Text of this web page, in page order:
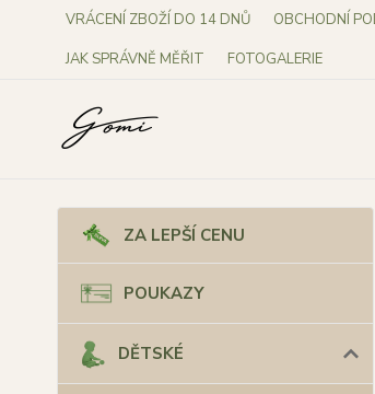
VRÁCENÍ ZBOŽÍ DO 14 DNŮ OBCHODNÍ
JAK SPRÁVNĚ MĚŘIT
FOTOGALERIE
ZA LEPŠÍ CENU
POUKAZY
DĚTSKÉ